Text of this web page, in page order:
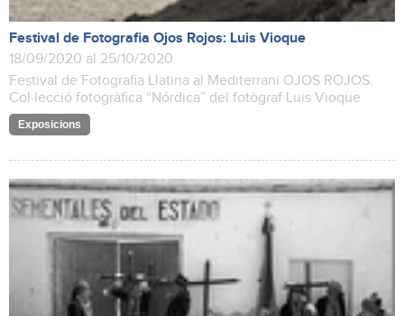
Festival de Fotografia Ojos Rojos: Luis Vioque
18/09/2020 al 25/10/2020
Festival de Fotografia Llatina al Mediterrani OJOS ROJOS.
Col·lecció fotogràfica “Nórdica” del fotògraf Luis Vioque
Exposicions